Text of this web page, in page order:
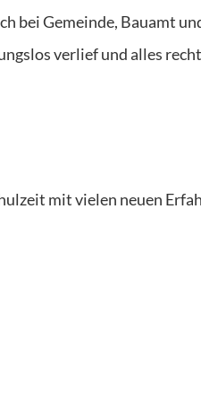
bei Gemeinde, Bauamt
verlief und alles
mit vielen neuen